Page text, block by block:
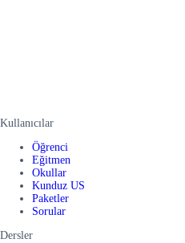
Kullanıcılar
Öğrenci
Eğitmen
Okullar
Kunduz US
Paketler
Sorular
Dersler